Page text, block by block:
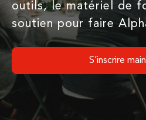
outils, le matériel de
soutien pour faire
S’inscrire